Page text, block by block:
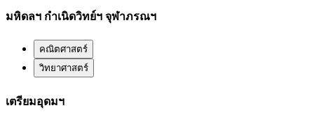
มหิดลฯ กำเนิดวิทย์ฯ จุฬาภรณฯ
คณิตศาสตร์
วิทยาศาสตร์
เตรียมอุดมฯ